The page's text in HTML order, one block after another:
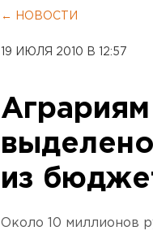
← НОВОСТИ
19 ИЮЛЯ 2010 В 12:57
из
Около 10 миллионов